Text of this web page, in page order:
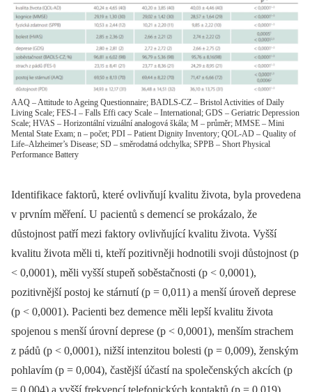
AAQ – Attitude to Ageing Questionnaire; BADLS-CZ – Bristol Activities of Daily
Living Scale; FES-I – Falls Effi cacy Scale – International; GDS – Geriatric Depression
Scale; HVAS – Horizontální vizuální analogová škála; M – průměr; MMSE – Mini
Mental State Exam; n – počet; PDI – Patient Dignity Inventory; QOL-AD – Quality of
Life–Alzheimer’s Disease; SD – směrodatná odchylka; SPPB – Short Physical
Performance Battery
Identifikace faktorů, které ovlivňují kvalitu života, byla provedena
v prvním měření. U pacientů s demencí se prokázalo, že
důstojnost patří mezi faktory ovlivňující kvalitu života. Vyšší
kvalitu života měli ti, kteří pozitivněji hodnotili svoji důstojnost (p
< 0,0001), měli vyšší stupeň soběstačnosti (p < 0,0001),
pozitivnější postoj ke stárnutí (p = 0,011) a menší úroveň deprese
(p < 0,0001). Pacienti bez demence měli lepší kvalitu života
spojenou s menší úrovní deprese (p < 0,0001), menším strachem
z pádů (p < 0,0001), nižší intenzitou bolesti (p = 0,009), ženským
pohlavím (p = 0,004), častější účastí na společenských akcích (p
= 0,004) a vyšší frekvencí telefonických kontaktů (p = 0,019)